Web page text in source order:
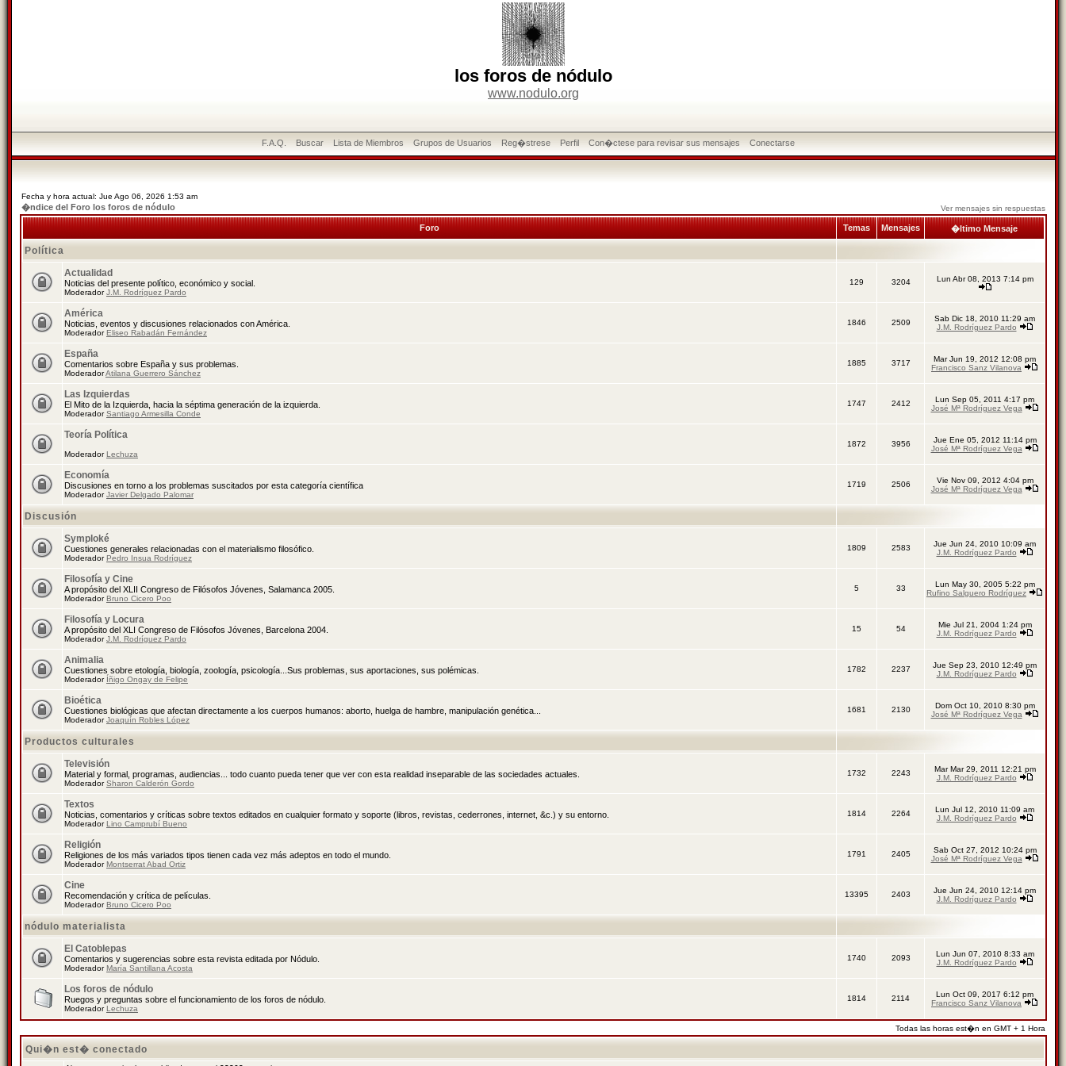
los foros de nódulo
www.nodulo.org
F.A.Q. Buscar Lista de Miembros Grupos de Usuarios Reg�strese Perfil Con�ctese para revisar sus mensajes Conectarse
Fecha y hora actual: Jue Ago 06, 2026 1:53 am
�ndice del Foro los foros de nódulo Ver mensajes sin respuestas
Foro Temas Mensajes �ltimo Mensaje
Política
Actualidad
Noticias del presente político, económico y social.
ModeradorJ.M. Rodríguez Pardo
129 3204 Lun Abr 08, 2013 7:14 pm
América
Noticias, eventos y discusiones relacionados con América.
ModeradorEliseo Rabadán Fernández
1846 2509
Sab Dic 18, 2010 11:29 am
J.M. Rodríguez Pardo
España
Comentarios sobre España y sus problemas.
ModeradorAtilana Guerrero Sánchez
1885 3717
Mar Jun 19, 2012 12:08 pm
Francisco Sanz Vilanova
Las Izquierdas
El Mito de la Izquierda, hacia la séptima generación de la izquierda.
ModeradorSantiago Armesilla Conde
1747 2412
Lun Sep 05, 2011 4:17 pm
José Mª Rodríguez Vega
Teoría Política
ModeradorLechuza
1872 3956
Jue Ene 05, 2012 11:14 pm
José Mª Rodríguez Vega
Economía
Discusiones en torno a los problemas suscitados por esta categoría científica
ModeradorJavier Delgado Palomar
1719 2506
Vie Nov 09, 2012 4:04 pm
José Mª Rodríguez Vega
Discusión
Symploké
Cuestiones generales relacionadas con el materialismo filosófico.
ModeradorPedro Insua Rodríguez
1809 2583
Jue Jun 24, 2010 10:09 am
J.M. Rodríguez Pardo
Filosofía y Cine
A propósito del XLII Congreso de Filósofos Jóvenes, Salamanca 2005.
ModeradorBruno Cicero Poo
5 33
Lun May 30, 2005 5:22 pm
Rufino Salguero Rodríguez
Filosofía y Locura
A propósito del XLI Congreso de Filósofos Jóvenes, Barcelona 2004.
ModeradorJ.M. Rodríguez Pardo
15 54
Mie Jul 21, 2004 1:24 pm
J.M. Rodríguez Pardo
Animalia
Cuestiones sobre etología, biología, zoología, psicología...Sus problemas, sus aportaciones, sus polémicas.
Moderador Íñigo Ongay de Felipe
1782 2237
Jue Sep 23, 2010 12:49 pm
J.M. Rodríguez Pardo
Bioética
Cuestiones biológicas que afectan directamente a los cuerpos humanos: aborto, huelga de hambre, manipulación genética...
ModeradorJoaquín Robles López
1681 2130
Dom Oct 10, 2010 8:30 pm
José Mª Rodríguez Vega
Productos culturales
Televisión
Material y formal, programas, audiencias... todo cuanto pueda tener que ver con esta realidad inseparable de las sociedades actuales.
ModeradorSharon Calderón Gordo
1732 2243
Mar Mar 29, 2011 12:21 pm
J.M. Rodríguez Pardo
Textos
Noticias, comentarios y críticas sobre textos editados en cualquier formato y soporte (libros, revistas, cederrones, internet, &c.) y su entorno.
ModeradorLino Camprubí Bueno
1814 2264
Lun Jul 12, 2010 11:09 am
J.M. Rodríguez Pardo
Religión
Religiones de los más variados tipos tienen cada vez más adeptos en todo el mundo.
ModeradorMontserrat Abad Ortiz
1791 2405
Sab Oct 27, 2012 10:24 pm
José Mª Rodríguez Vega
Cine
Recomendación y crítica de películas.
ModeradorBruno Cicero Poo
13395 2403
Jue Jun 24, 2010 12:14 pm
J.M. Rodríguez Pardo
nódulo materialista
El Catoblepas
Comentarios y sugerencias sobre esta revista editada por Nódulo.
ModeradorMaría Santillana Acosta
1740 2093
Lun Jun 07, 2010 8:33 am
J.M. Rodríguez Pardo
Los foros de nódulo
Ruegos y preguntas sobre el funcionamiento de los foros de nódulo.
ModeradorLechuza
1814 2114
Lun Oct 09, 2017 6:12 pm
Francisco Sanz Vilanova
Todas las horas est�n en GMT + 1 Hora
Qui�n est� conectado